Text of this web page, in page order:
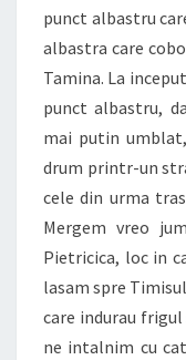
punct albastru
albastra care
Tamina. La
punct albastru,
mai putin
drum printr-un
cele din urma
Mergem vreo
Pietricica, loc in
lasam spre
care indurau frigul
ne intalnim cu